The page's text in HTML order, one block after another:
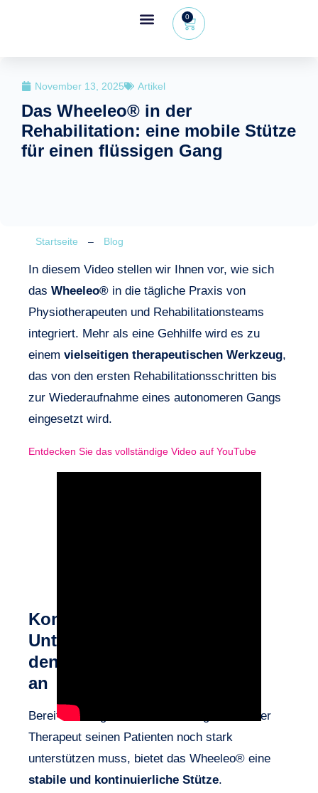
0
November 13, 2025 Artikel
Das Wheeleo® in der
Rehabilitation: eine mobile Stütze
für einen flüssigen Gang
Startseite – Blog
In diesem Video stellen wir Ihnen vor, wie sich
das Wheeleo® in die tägliche Praxis von
Physiotherapeuten und Rehabilitationsteams
integriert. Mehr als eine Gehhilfe wird es zu
einem vielseitigen therapeutischen Werkzeug,
das von den ersten Rehabilitationsschritten bis
zur Wiederaufnahme eines autonomeren Gangs
eingesetzt wird.
Entdecken Sie das vollständige Video auf YouTube
Konstante
Unterstützung von
den ersten Schritten
an
Bereits zu Beginn des Gehtrainings, wenn der
Therapeut seinen Patienten noch stark
unterstützen muss, bietet das Wheeleo® eine
stabile und kontinuierliche Stütze.